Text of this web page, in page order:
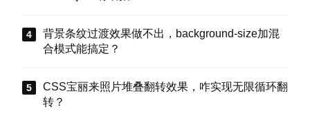
背景条纹过渡效果做不出，background-size加混
合模式能搞定？
CSS宝丽来照片堆叠翻转效果，咋实现无限循环翻
转？